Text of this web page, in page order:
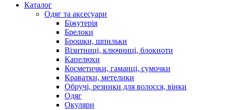
Каталог
Oдяг та аксесуари
Біжутерія
Брелоки
Брошки, шпильки
Візитниці, ключниці, блокноти
Капелюхи
Косметички, гаманці, сумочки
Краватки, метелики
Обручі, резинки для волосся, вінки
Одяг
Окуляри